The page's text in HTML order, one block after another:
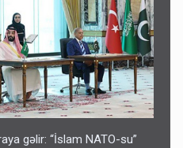
gəlir: “İslam NATO-su”